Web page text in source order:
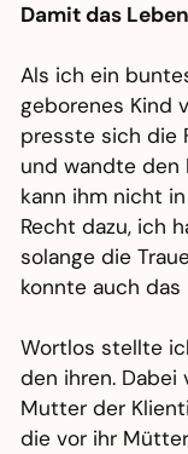
Damit das
Als ich ein
geborenes Kind
presste sich die
und wandte den
kann ihm nicht
Recht dazu, ich
solange die
konnte auch
Wortlos stellte
den ihren.
Mutter der
die vor ihr